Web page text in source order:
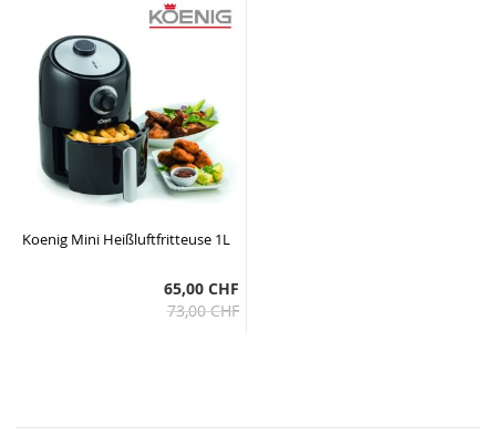
Koenig Mini Heißluftfritteuse 1L
65,00 CHF
73,00 CHF